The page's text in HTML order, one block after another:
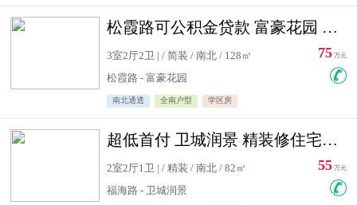
松霞路可公积金贷款 富豪花园 复式住宅急售送小棚
3室2厅2卫 | / 简装 / 南北 / 128㎡
松霞路 - 富豪花园
南北通透 全南户型 学区房
75 万元
超低首付 卫城润景 精装修住宅急售 可公积金贷款
2室2厅1卫 | / 精装 / 南北 / 82㎡
福海路 - 卫城润景
55 万元